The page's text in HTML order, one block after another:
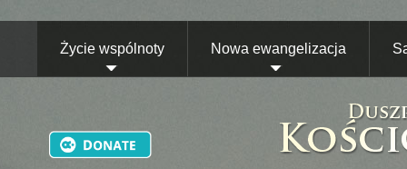
Życie wspólnoty Nowa ewangelizacja